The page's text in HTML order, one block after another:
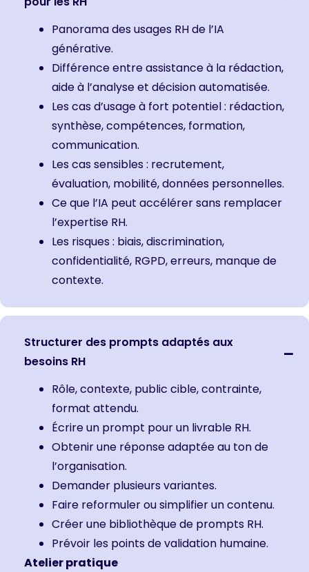
Panorama des usages RH de l’IA
générative.
Différence entre assistance à la rédaction,
aide à l’analyse et décision automatisée.
Les cas d’usage à fort potentiel : rédaction,
synthèse, compétences, formation,
communication.
Les cas sensibles : recrutement,
évaluation, mobilité, données personnelles.
Ce que l’IA peut accélérer sans remplacer
l’expertise RH.
Les risques : biais, discrimination,
confidentialité, RGPD, erreurs, manque de
contexte.
Structurer des prompts adaptés aux
besoins RH
Rôle, contexte, public cible, contrainte,
format attendu.
Écrire un prompt pour un livrable RH.
Obtenir une réponse adaptée au ton de
l’organisation.
Demander plusieurs variantes.
Faire reformuler ou simplifier un contenu.
Créer une bibliothèque de prompts RH.
Prévoir les points de validation humaine.
Atelier pratique